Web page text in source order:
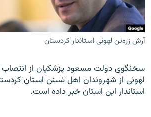
آرش زره‌تن لهونی استاندار کردستان
سخنگوی دولت مسعود پزشکیان از
لهونی از شهروندان اهل تسنن استان
استاندار این استان خبر داده است.